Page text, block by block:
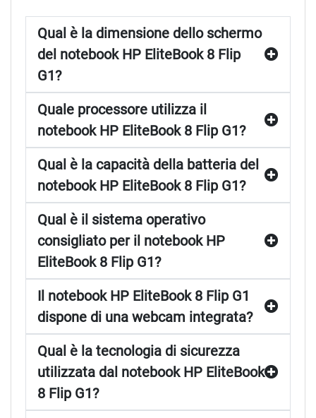
Qual è la dimensione dello schermo
del notebook HP EliteBook 8 Flip
G1?
Quale processore utilizza il
notebook HP EliteBook 8 Flip G1?
Qual è la capacità della batteria del
notebook HP EliteBook 8 Flip G1?
Qual è il sistema operativo
consigliato per il notebook HP
EliteBook 8 Flip G1?
Il notebook HP EliteBook 8 Flip G1
dispone di una webcam integrata?
Qual è la tecnologia di sicurezza
utilizzata dal notebook HP EliteBook
8 Flip G1?